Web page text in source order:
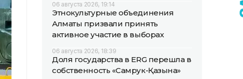
06 августа 2026, 19:14
Этнокультурные объединения
Алматы призвали принять
активное участие в выборах
06 августа 2026, 18:39
Доля государства в ERG перешла в
собственность «Самрук-Қазына»